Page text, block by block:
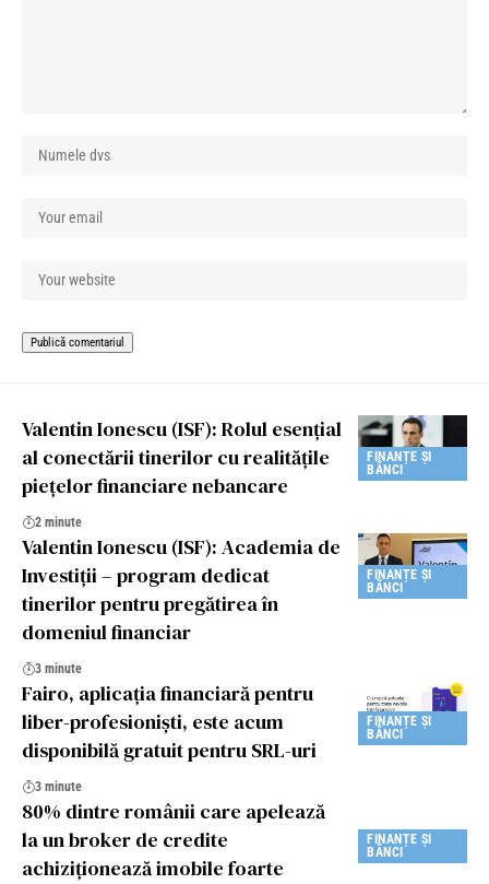
FINANȚE ȘI
BĂNCI
Valentin Ionescu (ISF): Rolul esențial
al conectării tinerilor cu realitățile
piețelor financiare nebancare
2 minute
FINANȚE ȘI
BĂNCI
Valentin Ionescu (ISF): Academia de
Investiții – program dedicat
tinerilor pentru pregătirea în
domeniul financiar
3 minute
FINANȚE ȘI
BĂNCI
Fairo, aplicația financiară pentru
liber-profesionişti, este acum
disponibilă gratuit pentru SRL-uri
3 minute
FINANȚE ȘI
BĂNCI
80% dintre românii care apelează
la un broker de credite
achiziţionează imobile foarte